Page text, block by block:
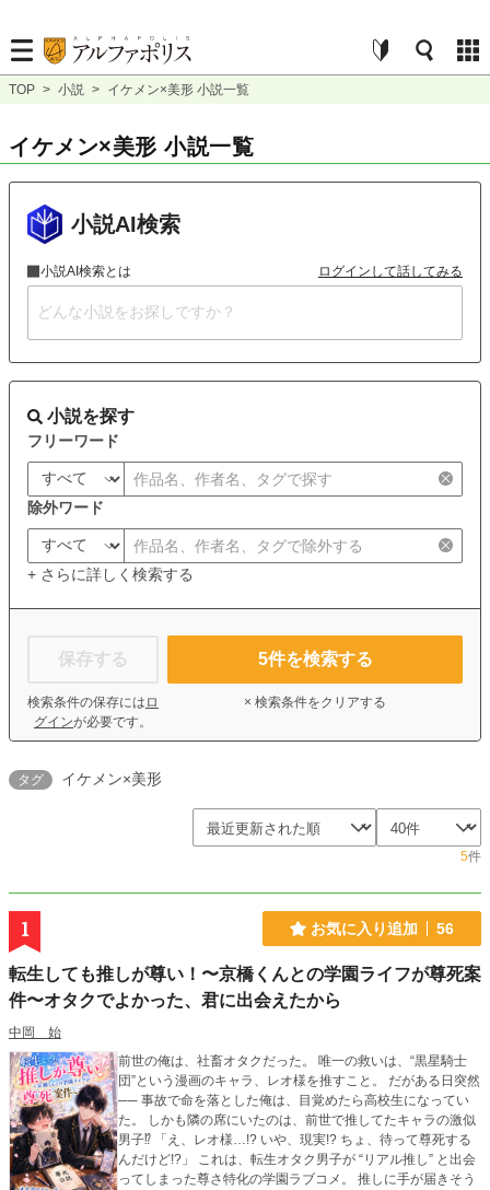
TOP > 小説 > イケメン×美形 小説一覧
イケメン×美形 小説一覧
小説AI検索
小説AI検索とは ログインして話してみる
小説を探す
フリーワード
除外ワード
+ さらに詳しく検索する
保存する
検索条件の保存には ロ
グインが必要です。
5件を検索する
× 検索条件をクリアする
タグ イケメン×美形
5件
1 お気に入り追加 56
転生しても推しが尊い！〜京橋くんとの学園ライフが尊死案
件〜オタクでよかった、君に出会えたから
中岡 始
前世の俺は、社畜オタクだった。 唯一の救いは、“黒星騎士
団”という漫画のキャラ、レオ様を推すこと。 だがある日突然
── 事故で命を落とした俺は、目覚めたら高校生になってい
た。 しかも隣の席にいたのは、前世で推してたキャラの激似
男子⁉ 「え、レオ様…!? いや、現実!? ちょ、待って尊死する
んだけど!?」 これは、転生オタク男子が “リアル推し” と出会
ってしまった尊さ特化の学園ラブコメ。 推しに手が届きそう